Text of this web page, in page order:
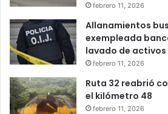
febrero 11, 2026
Allanamientos
exempleada
lavado de activos
febrero 11, 2026
Ruta 32 reabrió
el kilómetro 48
febrero 11, 2026